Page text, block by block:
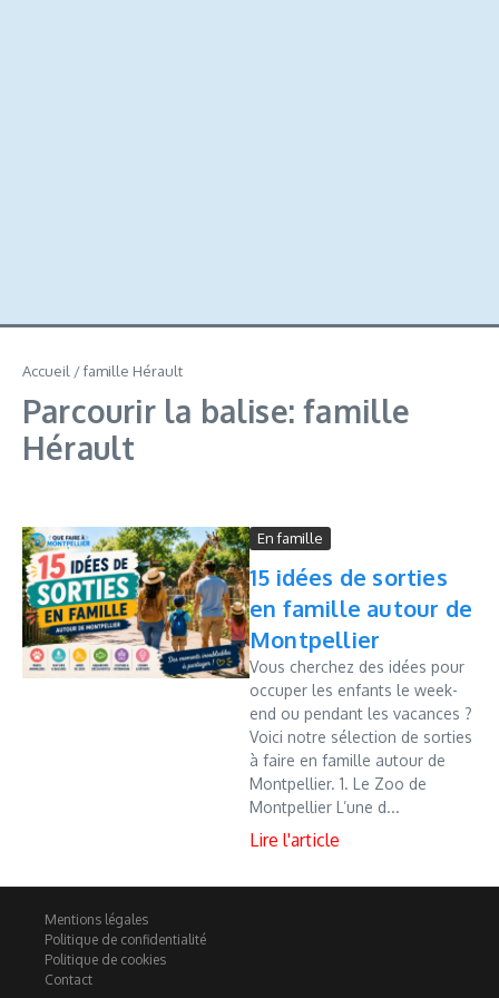
Accueil /famille Hérault
Parcourir la balise: famille
Hérault
En famille
15 idées de sorties
en famille autour de
Montpellier
Vous cherchez des idées pour
occuper les enfants le week-
end ou pendant les vacances ?
Voici notre sélection de sorties
à faire en famille autour de
Montpellier. 1. Le Zoo de
Montpellier L’une d...
Mentions légales
Politique de confidentialité
Politique de cookies
Contact